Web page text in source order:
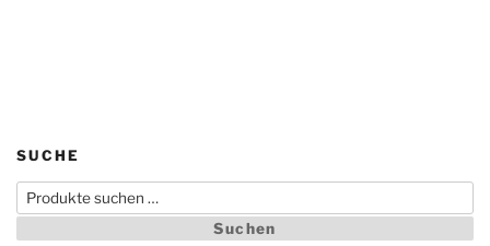
SUCHE
Suchen
nach:
Suchen